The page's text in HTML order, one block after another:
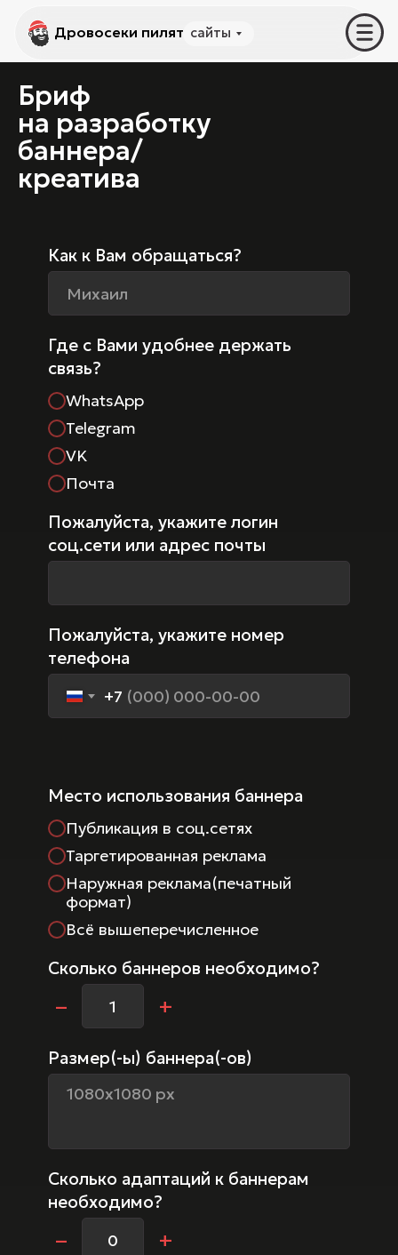
Дровосеки пилят сайты
услуги
Дровосеки пилят
Бриф
на разработку
баннера/
креатива
Как к Вам обращаться?
Где с Вами удобнее держать
связь?
WhatsApp
Telegram
VK
Почта
Пожалуйста, укажите логин
соц.сети или адрес почты
Пожалуйста, укажите номер
телефона
+7
Место использования баннера
Публикация в соц.сетях
Таргетированная реклама
Наружная реклама(печатный
формат)
Всё вышеперечисленное
Сколько баннеров необходимо?
– +
Размер(-ы) баннера(-ов)
Сколько адаптаций к баннерам
необходимо?
– +